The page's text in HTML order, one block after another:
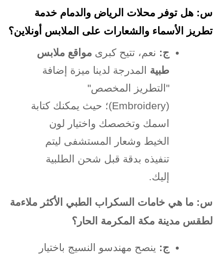
س: هل توفر محلات الرياض والدمام خدمة
تطريز الأسماء والشعارات على الملابس أونلاين؟
ج: نعم، تتيح كبرى مواقع ملابس
طبية المدرجة لدينا ميزة إضافة
"التطريز المخصص"
(Embroidery)؛ حيث يمكنك كتابة
اسمك وتخصصك واختيار لون
الخيط وشعار المستشفى ليتم
تنفيذه بدقة قبل شحن الطلبية
إليك.
س: ما هي خامات السكراب الطبي الأكثر ملاءمة
لطقس مدينة مكة المكرمة الحار؟
ج: ينصح مهندسو النسيج باختيار